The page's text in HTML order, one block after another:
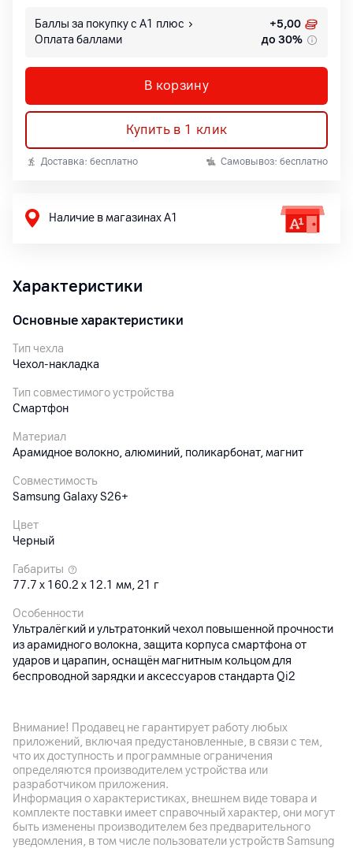
Баллы за покупку с А1 плюс +5,00
Оплата баллами
до 30%
В корзину
Купить в 1 клик
Доставка: бесплатно Самовывоз: бесплатно
Наличие в магазинах А1
Характеристики
Основные характеристики
Тип чехла
Чехол-накладка
Тип совместимого устройства
Смартфон
Материал
Арамидное волокно, алюминий, поликарбонат, магнит
Совместимость
Samsung Galaxy S26+
Цвет
Черный
Габариты
77.7 x 160.2 x 12.1 мм, 21 г
Особенности
Ультралёгкий и ультратонкий чехол повышенной прочности
из арамидного волокна, защита корпуса смартфона от
ударов и царапин, оснащён магнитным кольцом для
беспроводной зарядки и аксессуаров стандарта Qi2
Другие характеристики
Гарантия
3мес.
Импортер
Унитарное предприятие по оказанию услуг "А1", 220030,
Республика Беларусь, г.Минск, ул. Интернациональная, 36-2
Внимание! Продавец не гарантирует работу любых
приложений, включая предустановленные, в связи с тем,
что их доступность и программные ограничения
определяются производителем устройства или
разработчиком приложения.
Информация о характеристиках, внешнем виде товара и
комплекте поставки имеет справочный характер, они могут
быть изменены производителем без предварительного
уведомления, в том числе пользователи устройств Samsung